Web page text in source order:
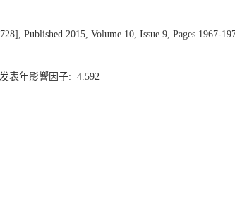
Published 2015, Volume 10, Issue 9, Pages 1967-
表年影響因子: 4.592